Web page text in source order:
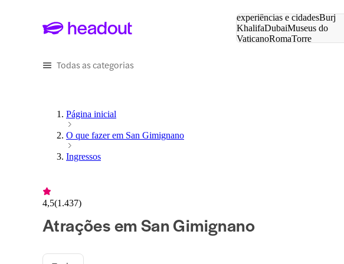
experiências e cidadesBurj
KhalifaDubaiMuseus do
VaticanoRomaTorre
Todas as categorias
Página inicial
O que fazer em San Gimignano
Ingressos
4,5(1.437)
Atrações em San Gimignano